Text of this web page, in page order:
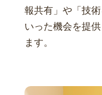
報共有」や「技
いった機会を提
ます。